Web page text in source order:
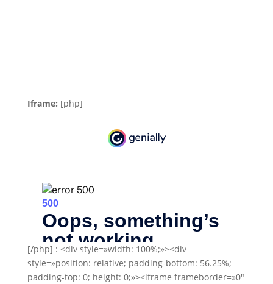
Iframe: [php]
[/php] : <div style=»width: 100%;»><div
style=»position: relative; padding-bottom: 56.25%;
padding-top: 0; height: 0;»><iframe frameborder=»0″